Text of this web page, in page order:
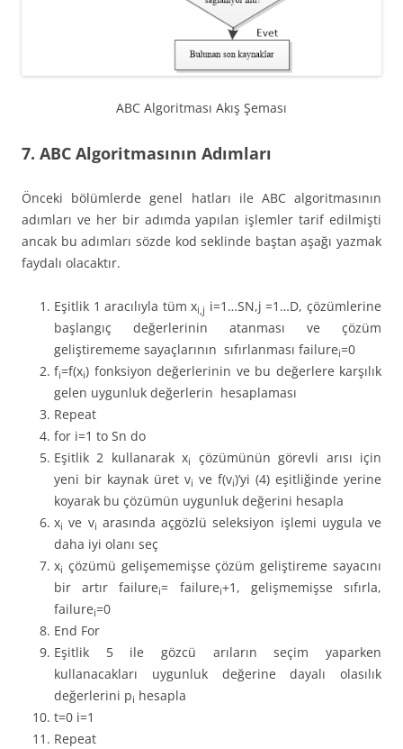
ABC Algoritması Akış Şeması
7. ABC Algoritmasının Adımları
Önceki bölümlerde genel hatları ile ABC algoritmasının
adımları ve her bir adımda yapılan işlemler tarif edilmişti
ancak bu adımları sözde kod seklinde baştan aşağı yazmak
faydalı olacaktır.
Eşitlik 1 aracılıyla tüm xi,j i=1…SN,j =1…D, çözümlerine
başlangıç değerlerinin atanması ve çözüm
geliştirememe sayaçlarının sıfırlanması failurei=0
fi=f(xi) fonksiyon değerlerinin ve bu değerlere karşılık
gelen uygunluk değerlerin hesaplaması
Repeat
for i=1 to Sn do
Eşitlik 2 kullanarak xi
çözümünün görevli arısı için
yeni bir kaynak üret vi ve f(vi)’yi (4) eşitliğinde yerine
koyarak bu çözümün uygunluk değerini hesapla
xi ve vi arasında açgözlü seleksiyon işlemi uygula ve
daha iyi olanı seç
xi çözümü gelişememişse çözüm geliştireme sayacını
bir artır failurei= failurei+1, gelişmemişse sıfırla,
failurei=0
End For
Eşitlik 5 ile gözcü arıların seçim yaparken
kullanacakları uygunluk değerine dayalı olasılık
değerlerini pi hesapla
t=0 i=1
Repeat